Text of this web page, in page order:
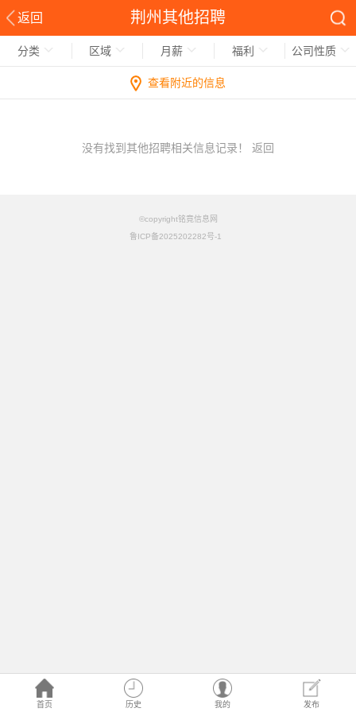
返回 荆州其他招聘
首页 历史 我的 发布
分类 区域 月薪 福利 公司性质
查看附近的信息
没有找到其他招聘相关信息记录！ 返回
©copyright铭竟信息网
鲁ICP备2025202282号-1